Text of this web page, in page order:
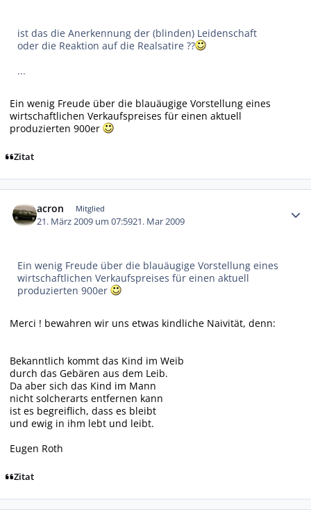
ist das die Anerkennung der (blinden) Leidenschaft
oder die Reaktion auf die Realsatire ??
...
Ein wenig Freude über die blauäugige Vorstellung eines
wirtschaftlichen Verkaufspreises für einen aktuell
produzierten 900er
Zitat
acron Mitglied
21. März 2009 um 07:5921. Mar 2009
Ein wenig Freude über die blauäugige Vorstellung eines
wirtschaftlichen Verkaufspreises für einen aktuell
produzierten 900er
Merci ! bewahren wir uns etwas kindliche Naivität, denn:
Bekanntlich kommt das Kind im Weib
durch das Gebären aus dem Leib.
Da aber sich das Kind im Mann
nicht solcherarts entfernen kann
ist es begreiflich, dass es bleibt
und ewig in ihm lebt und leibt.
Eugen Roth
Zitat